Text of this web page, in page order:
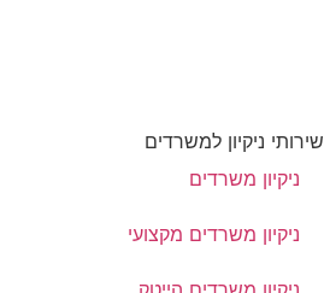
שירותי ניקיון למשרדים
ניקיון משרדים
ניקיון משרדים מקצועי